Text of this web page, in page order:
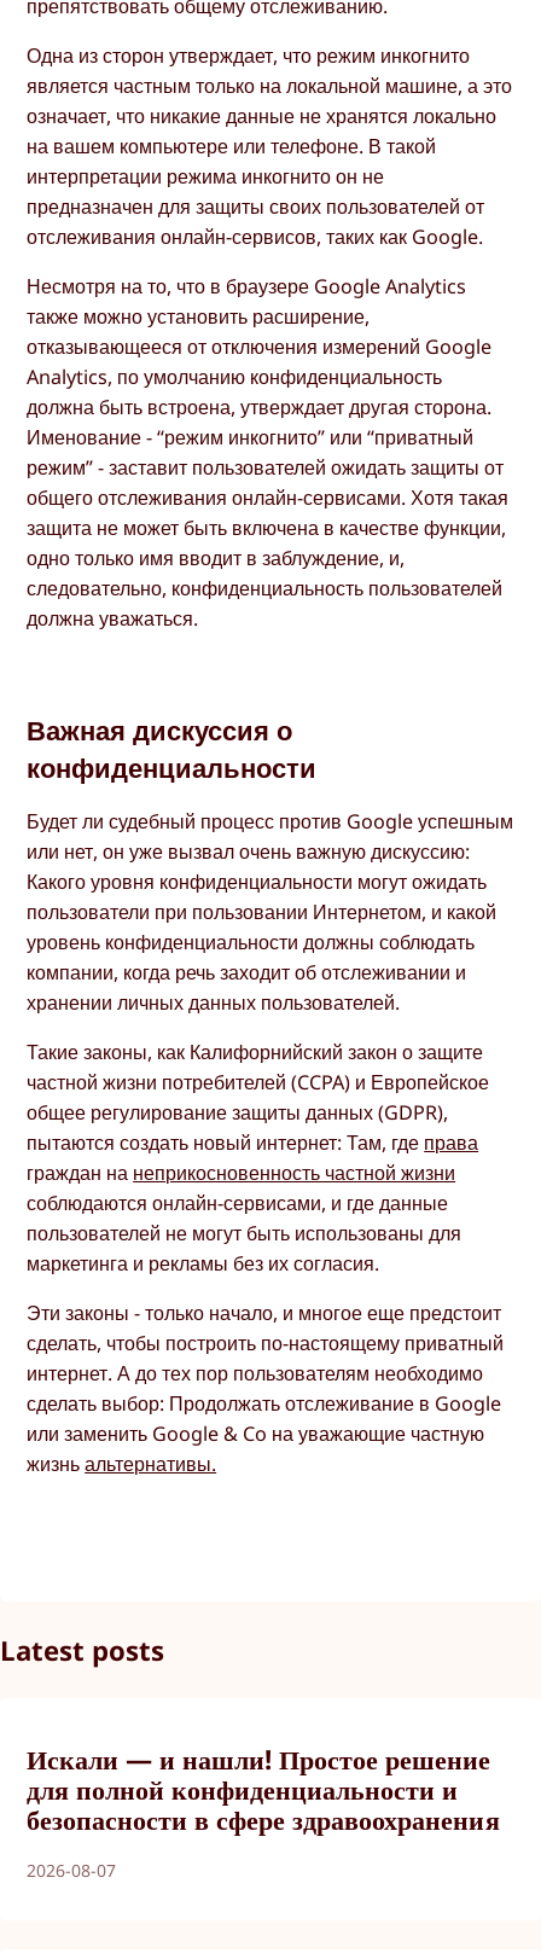
препятствовать общему отслеживанию.
Одна из сторон утверждает, что режим инкогнито
является частным только на локальной машине, а это
означает, что никакие данные не хранятся локально
на вашем компьютере или телефоне. В такой
интерпретации режима инкогнито он не
предназначен для защиты своих пользователей от
отслеживания онлайн-сервисов, таких как Google.
Несмотря на то, что в браузере Google Analytics
также можно установить расширение,
отказывающееся от отключения измерений Google
Analytics, по умолчанию конфиденциальность
должна быть встроена, утверждает другая сторона.
Именование - “режим инкогнито” или “приватный
режим” - заставит пользователей ожидать защиты от
общего отслеживания онлайн-сервисами. Хотя такая
защита не может быть включена в качестве функции,
одно только имя вводит в заблуждение, и,
следовательно, конфиденциальность пользователей
должна уважаться.
Важная дискуссия о
конфиденциальности
Будет ли судебный процесс против Google успешным
или нет, он уже вызвал очень важную дискуссию:
Какого уровня конфиденциальности могут ожидать
пользователи при пользовании Интернетом, и какой
уровень конфиденциальности должны соблюдать
компании, когда речь заходит об отслеживании и
хранении личных данных пользователей.
Такие законы, как Калифорнийский закон о защите
частной жизни потребителей (CCPA) и Европейское
общее регулирование защиты данных (GDPR),
пытаются создать новый интернет: Там, где права
граждан на неприкосновенность частной жизни
соблюдаются онлайн-сервисами, и где данные
пользователей не могут быть использованы для
маркетинга и рекламы без их согласия.
Эти законы - только начало, и многое еще предстоит
сделать, чтобы построить по-настоящему приватный
интернет. А до тех пор пользователям необходимо
сделать выбор: Продолжать отслеживание в Google
или заменить Google & Co на уважающие частную
жизньальтернативы.
Latest posts
Искали — и нашли! Простое решение
для полной конфиденциальности и
безопасности в сфере здравоохранения
2026-08-07